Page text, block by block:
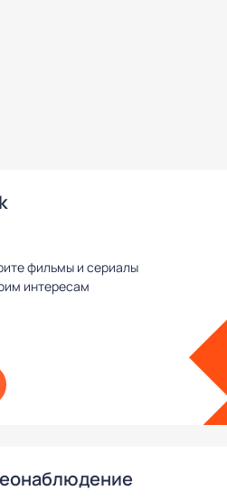
фильмы и сериалы
интересам